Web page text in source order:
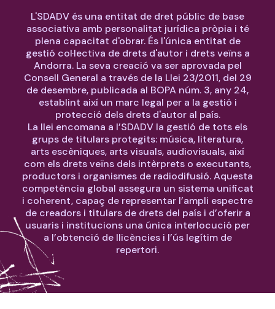
L'SDADV és una entitat de dret públic de base
associativa amb personalitat jurídica pròpia i té
plena capacitat d'obrar. És l'única entitat de
gestió col·lectiva de drets d'autor i drets veïns a
Andorra. La seva creació va ser aprovada pel
Consell General a través de la Llei 23/2011, del 29
de desembre, publicada al BOPA núm. 3, any 24,
establint així un marc legal per a la gestió i
protecció dels drets d'autor al país.
La llei encomana a l’SDADV la gestió de tots els
grups de titulars protegits: música, literatura,
arts escèniques, arts visuals, audiovisuals, així
com els drets veïns dels intèrprets o executants,
productors i organismes de radiodifusió. Aquesta
competència global assegura un sistema unificat
i coherent, capaç de representar l’ampli espectre
de creadors i titulars de drets del país i d’oferir a
usuaris i institucions una única interlocució per
a l’obtenció de llicències i l’ús legítim de
repertori.